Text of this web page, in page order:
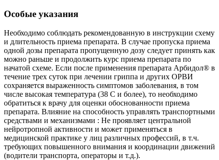
Особые указания
Необходимо соблюдать рекомендованную в инструкции схему
и длительность приема препарата. В случае пропуска приема
одной дозы препарата пропущенную дозу следует принять как
можно раньше и продолжить курс приема препарата по
начатой схеме. Если после применения препарата Арбидол® в
течение трех суток при лечении гриппа и других ОРВИ
сохраняется выраженность симптомов заболевания, в том
числе высокая температура (38 С и более), то необходимо
обратиться к врачу для оценки обоснованности приема
препарата. Влияние на способность управлять транспортными
средствами и механизмами : Не проявляет центральной
нейротропной активности и может применяться в
медицинской практике у лиц различных профессий, в т.ч.
требующих повышенного внимания и координации движений
(водители транспорта, операторы и т.д.).